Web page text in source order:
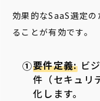
効果的なSaaS選定
ることが有効です。
要件定義:ビ
件（セキュリ
化します。